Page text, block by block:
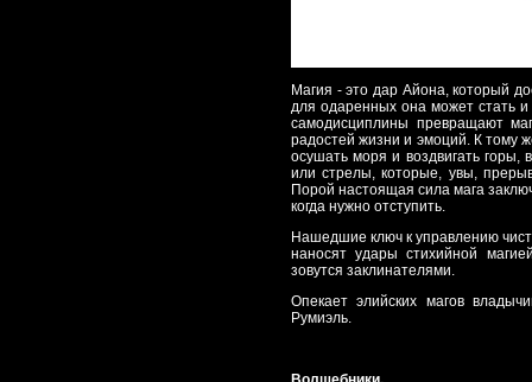
Магия - это дар Айона, который
для одаренных она может стать и
самодисциплины превращают
радостей жизни и эмоций. К тому
осушать моря и воздвигать горы,
или стрелы, которые, увы,
Порой настоящая сила мага
когда нужно отступить.
Нашедшие ключ к управлению
наносят удары стихийной
зовутся заклинателями.
Опекает элийских магов
Румиэль.